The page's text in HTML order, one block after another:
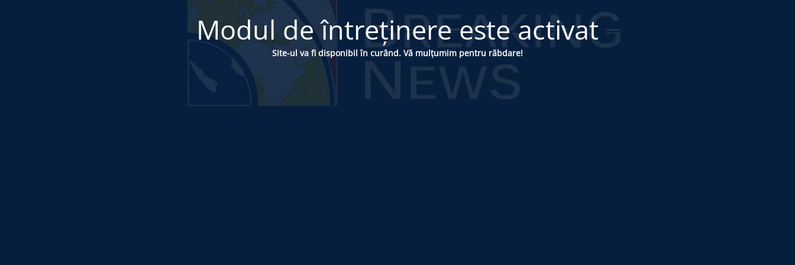
Modul de întreținere este activat
Site-ul va fi disponibil în curând. Vă mulțumim pentru răbdare!